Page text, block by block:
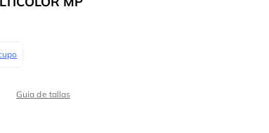
Guia de tallas